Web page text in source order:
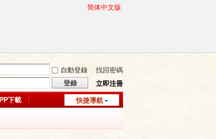
简体中文版
自動登錄
找回密碼
登錄
立即注冊
快捷導航
下載